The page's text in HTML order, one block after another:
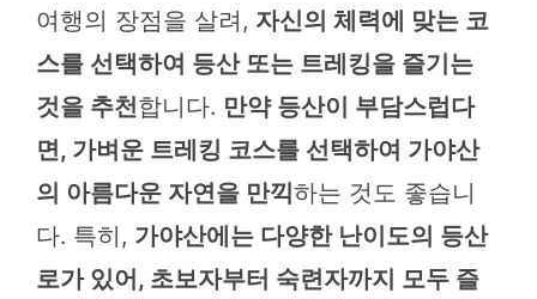
여행의 장점을 살려, 자신의 체력에 맞는 코
스를 선택하여 등산 또는 트레킹을 즐기는
것을 추천합니다. 만약 등산이 부담스럽다
면, 가벼운 트레킹 코스를 선택하여 가야산
의 아름다운 자연을 만끽하는 것도 좋습니
다. 특히, 가야산에는 다양한 난이도의 등산
로가 있어, 초보자부터 숙련자까지 모두 즐